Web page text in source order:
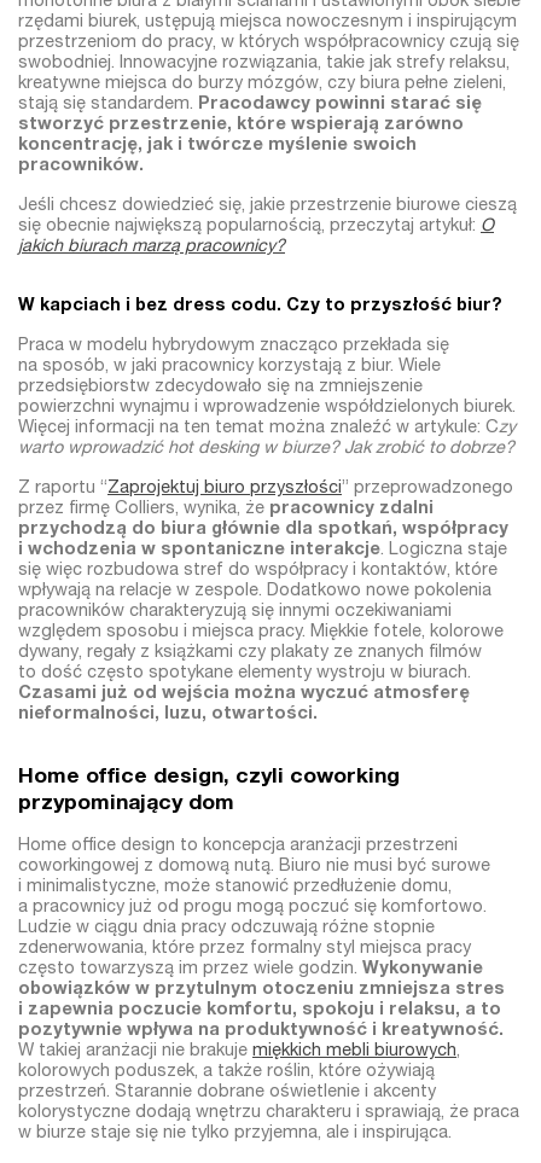
rzędami biurek, ustępują miejsca nowoczesnym i inspirującym
przestrzeniom do pracy, w których współpracownicy czują się
swobodniej. Innowacyjne rozwiązania, takie jak strefy relaksu,
kreatywne miejsca do burzy mózgów, czy biura pełne zieleni,
stają się standardem. Pracodawcy powinni starać się
stworzyć przestrzenie, które wspierają zarówno
koncentrację, jak i twórcze myślenie swoich
pracowników.
Jeśli chcesz dowiedzieć się, jakie przestrzenie biurowe cieszą
się obecnie największą popularnością, przeczytaj artykuł: O
jakich biurach marzą pracownicy?
W kapciach i bez dress codu. Czy to przyszłość biur?
Praca w modelu hybrydowym znacząco przekłada się
na sposób, w jaki pracownicy korzystają z biur. Wiele
przedsiębiorstw zdecydowało się na zmniejszenie
powierzchni wynajmu i wprowadzenie współdzielonych biurek.
Więcej informacji na ten temat można znaleźć w artykule: Czy
warto wprowadzić hot desking w biurze? Jak zrobić to dobrze?
Z raportu “Zaprojektuj biuro przyszłości” przeprowadzonego
przez firmę Colliers, wynika, że pracownicy zdalni
przychodzą do biura głównie dla spotkań, współpracy
i wchodzenia w spontaniczne interakcje. Logiczna staje
się więc rozbudowa stref do współpracy i kontaktów, które
wpływają na relacje w zespole. Dodatkowo nowe pokolenia
pracowników charakteryzują się innymi oczekiwaniami
względem sposobu i miejsca pracy. Miękkie fotele, kolorowe
dywany, regały z książkami czy plakaty ze znanych filmów
to dość często spotykane elementy wystroju w biurach.
Czasami już od wejścia można wyczuć atmosferę
nieformalności, luzu, otwartości.
Home office design, czyli coworking
przypominający dom
Home office design to koncepcja aranżacji przestrzeni
coworkingowej z domową nutą. Biuro nie musi być surowe
i minimalistyczne, może stanowić przedłużenie domu,
a pracownicy już od progu mogą poczuć się komfortowo.
Ludzie w ciągu dnia pracy odczuwają różne stopnie
zdenerwowania, które przez formalny styl miejsca pracy
często towarzyszą im przez wiele godzin. Wykonywanie
obowiązków w przytulnym otoczeniu zmniejsza stres
i zapewnia poczucie komfortu, spokoju i relaksu, a to
pozytywnie wpływa na produktywność i kreatywność.
W takiej aranżacji nie brakuje miękkich mebli biurowych,
kolorowych poduszek, a także roślin, które ożywiają
przestrzeń. Starannie dobrane oświetlenie i akcenty
kolorystyczne dodają wnętrzu charakteru i sprawiają, że praca
w biurze staje się nie tylko przyjemna, ale i inspirująca.